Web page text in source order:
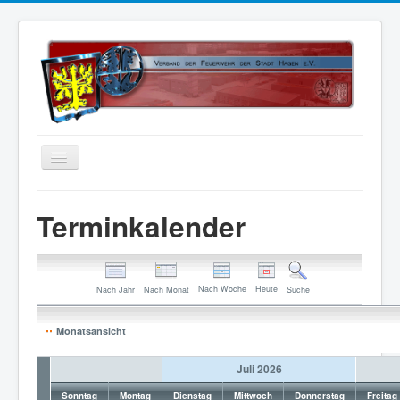
Über uns
Kalender
Status 5
Terminkalender
Nach Jahr Nach Monat Nach Woche Heute Suche
Monatsansicht
Juli 2026
Sonntag Montag Dienstag Mittwoch Donnerstag Freitag